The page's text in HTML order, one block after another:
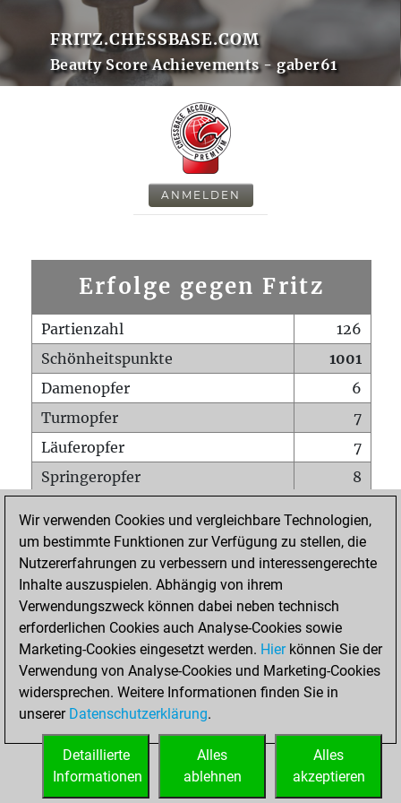
FRITZ.CHESSBASE.COM
Beauty Score Achievements - gaber61
ANMELDEN
Erfolge gegen Fritz
Partienzahl
126
Schönheitspunkte
1001
Damenopfer
6
Turmopfer
7
Läuferopfer
7
Springeropfer
8
Matt auf vollem Brett
0
Bauer setzt Matt
0
Erstickte Matts
Unterverwandlungen
Türme auf der siebten
5
STARTSEITE
Wir verwenden Cookies und vergleichbare Technologien,
um bestimmte Funktionen zur Verfügung zu stellen, die
Nutzererfahrungen zu verbessern und interessengerechte
Inhalte auszuspielen. Abhängig von ihrem
Verwendungszweck können dabei neben technisch
erforderlichen Cookies auch Analyse-Cookies sowie
Marketing-Cookies eingesetzt werden. Hierkönnen Sie der
Verwendung von Analyse-Cookies und Marketing-Cookies
widersprechen. Weitere Informationen finden Sie in
unserer Datenschutzerklärung.
Alles
akzeptieren
Alles
ablehnen
Detaillierte
Informationen